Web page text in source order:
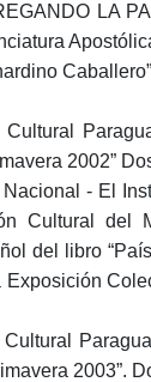
LA
2002”
- El
Cultural del
del libro
2003”.